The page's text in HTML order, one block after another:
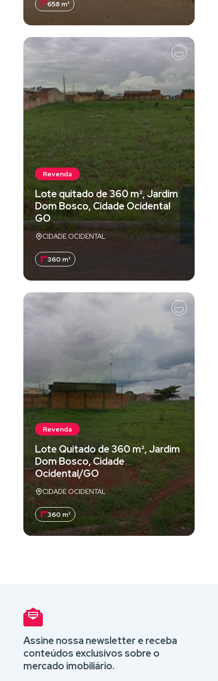
658 m²
Revenda
Lote quitado de 360 m², Jardim
Dom Bosco, Cidade Ocidental
GO
CIDADE OCIDENTAL
360 m²
Revenda
Lote Quitado de 360 m², Jardim
Dom Bosco, Cidade
Ocidental/GO
CIDADE OCIDENTAL
360 m²
Assine nossa newsletter e receba
conteúdos exclusivos sobre o
mercado imobiliário.